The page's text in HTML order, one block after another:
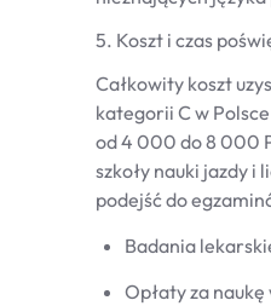
5. Koszt i czas
Całkowity koszt
kategorii C w
od 4 000 do 8 000
szkoły nauki jazdy i
podejść do
Badania
Opłaty za